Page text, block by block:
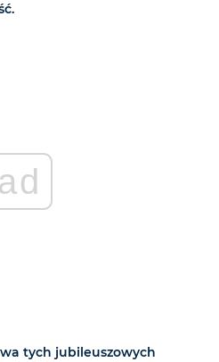
ad
tych jubileuszowych